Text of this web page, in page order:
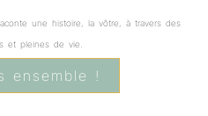
une histoire, la vôtre, à travers des
et pleines de vie.
ensemble !